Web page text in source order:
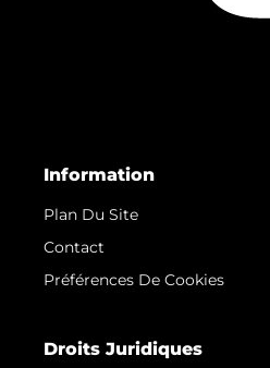
Information
Plan Du Site
Contact
Préférences De Cookies
Droits Juridiques